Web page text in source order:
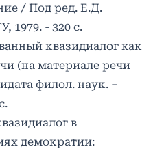
/ Под ред. Е.Д.
1979. - 320 с.
квазидиалог как
(на материале речи
филол. наук. –
в
демократии: